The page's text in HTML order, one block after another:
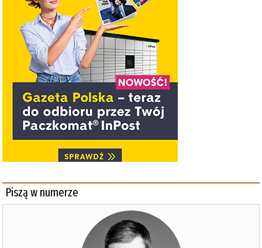
Piszą w numerze